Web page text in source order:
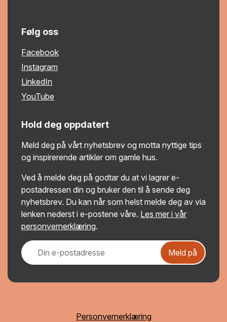
Følg oss
Facebook
Instagram
LinkedIn
YouTube
Hold deg oppdatert
Meld deg på vårt nyhetsbrev og motta nyttige tips
og inspirerende artikler om gamle hus.
Ved å melde deg på godtar du at vi lagrer e-
postadressen din og bruker den til å sende deg
nyhetsbrev. Du kan når som helst melde deg av via
lenken nederst i e-postene våre. Les mer i vår
personvernerklæring.
Meld på
Personvernerklæring